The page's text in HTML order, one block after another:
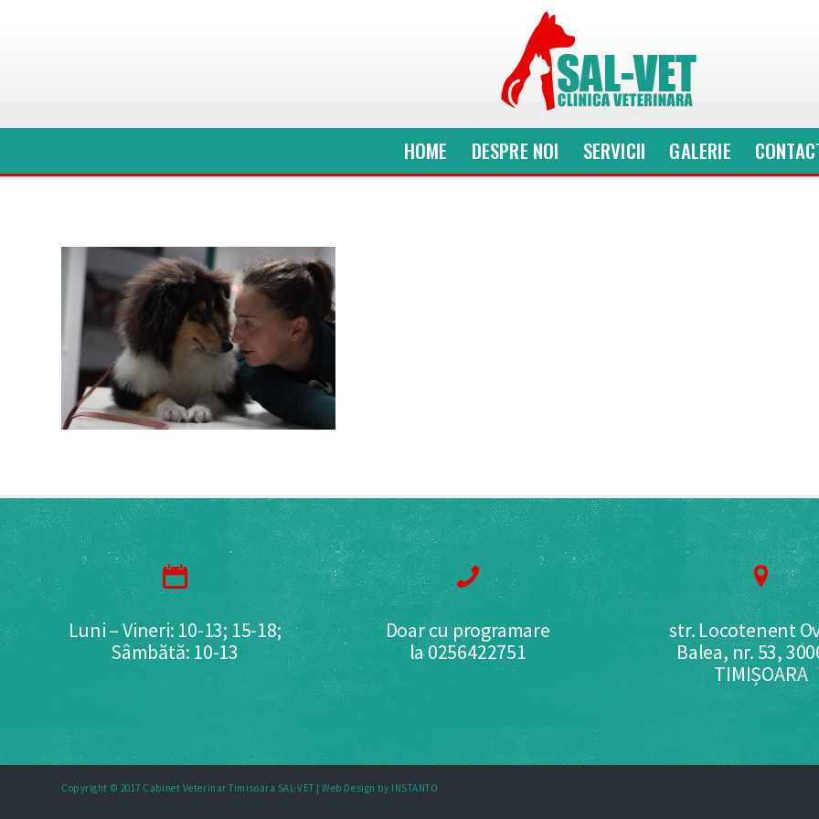
HOME DESPRE NOI SERVICII GALERIE
Luni – Vineri: 10-13; 15-18;
Sâmbătă: 10-13
Doar cu programare
la 0256422751
str. Locotenent
Balea, nr. 53,
TIMIȘOARA
Copyright © 2017 Cabinet Veterinar Timisoara SAL-VET |Web Design by INSTANTO